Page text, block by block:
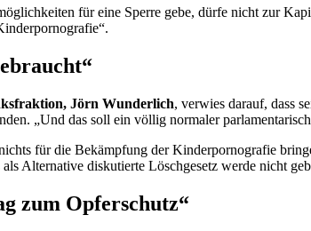
für eine Sperre gebe, dürfe nicht zur
Jörn Wunderlich, verwies darauf, dass
„Und das soll ein völlig normaler
für die Bekämpfung der Kinderpornografie
Alternative diskutierte Löschgesetz werde nicht
zum Opferschutz“